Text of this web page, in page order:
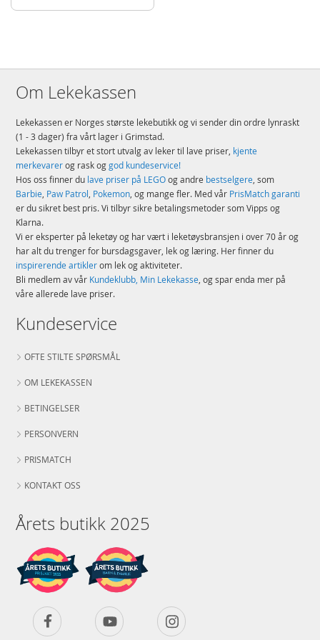
Om Lekekassen
Lekekassen er Norges største lekebutikk og vi sender din ordre lynraskt
(1 - 3 dager) fra vårt lager i Grimstad.
Lekekassen tilbyr et stort utvalg av leker til lave priser, kjente
merkevarerog rask oggod kundeservice!
Hos oss finner du lave priser på LEGOog andre bestselgere, som
Barbie, Paw Patrol, Pokemon, og mange fler. Med vår PrisMatch garanti
er du sikret best pris. Vi tilbyr sikre betalingsmetoder som Vipps og
Klarna.
Vi er eksperter på leketøy og har vært i leketøysbransjen i over 70 år og
har alt du trenger for bursdagsgaver, lek og læring. Her finner du
inspirerende artiklerom lek og aktiviteter.
Bli medlem av vår Kundeklubb, Min Lekekasse, og spar enda mer på
våre allerede lave priser.
Kundeservice
OFTE STILTE SPØRSMÅL
OM LEKEKASSEN
BETINGELSER
PERSONVERN
PRISMATCH
KONTAKT OSS
Årets butikk 2025